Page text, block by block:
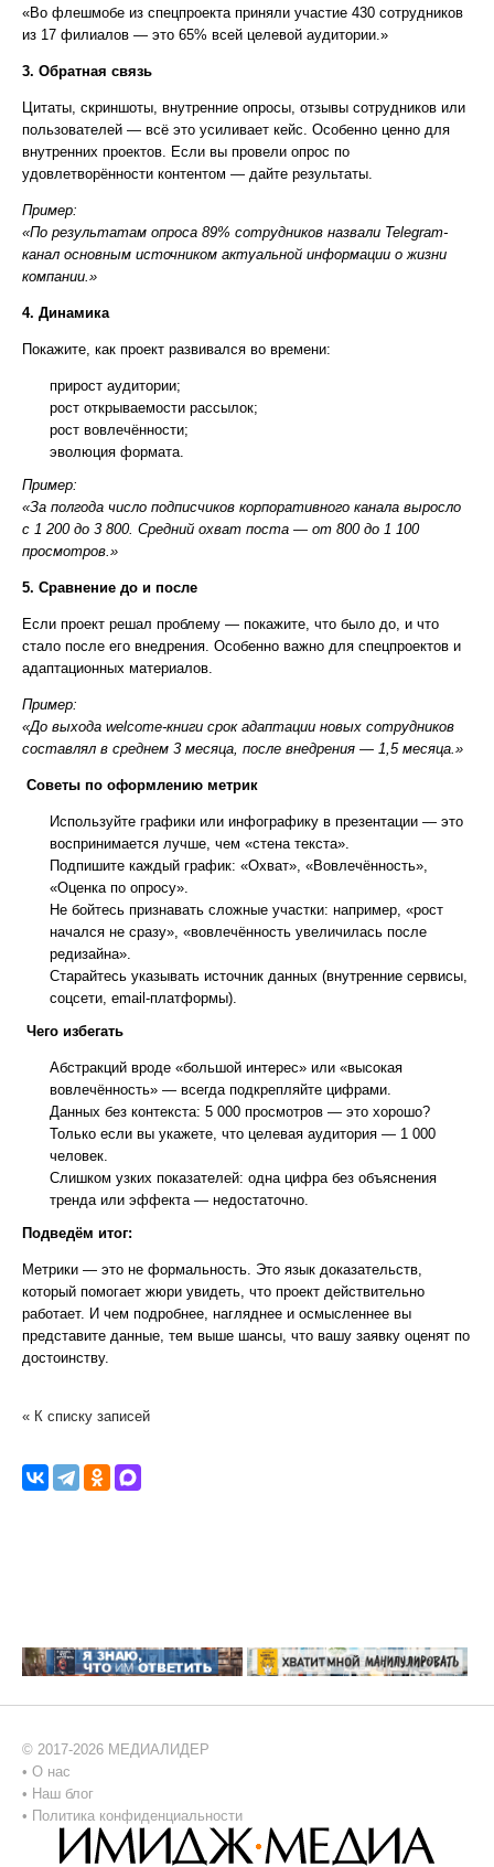
«Во флешмобе из спецпроекта приняли участие 430 сотрудников
из 17 филиалов — это 65% всей целевой аудитории.»
3. Обратная связь
Цитаты, скриншоты, внутренние опросы, отзывы сотрудников или
пользователей — всё это усиливает кейс. Особенно ценно для
внутренних проектов. Если вы провели опрос по
удовлетворённости контентом — дайте результаты.
Пример:
«По результатам опроса 89% сотрудников назвали Telegram-
канал основным источником актуальной информации о жизни
компании.»
4. Динамика
Покажите, как проект развивался во времени:
прирост аудитории;
рост открываемости рассылок;
рост вовлечённости;
эволюция формата.
Пример:
«За полгода число подписчиков корпоративного канала выросло
с 1 200 до 3 800. Средний охват поста — от 800 до 1 100
просмотров.»
5. Сравнение до и после
Если проект решал проблему — покажите, что было до, и что
стало после его внедрения. Особенно важно для спецпроектов и
адаптационных материалов.
Пример:
«До выхода welcome-книги срок адаптации новых сотрудников
составлял в среднем 3 месяца, после внедрения — 1,5 месяца.»
Советы по оформлению метрик
Используйте графики или инфографику в презентации — это
воспринимается лучше, чем «стена текста».
Подпишите каждый график: «Охват», «Вовлечённость»,
«Оценка по опросу».
Не бойтесь признавать сложные участки: например, «рост
начался не сразу», «вовлечённость увеличилась после
редизайна».
Старайтесь указывать источник данных (внутренние сервисы,
соцсети, email-платформы).
Чего избегать
Абстракций вроде «большой интерес» или «высокая
вовлечённость» — всегда подкрепляйте цифрами.
Данных без контекста: 5 000 просмотров — это хорошо?
Только если вы укажете, что целевая аудитория — 1 000
человек.
Слишком узких показателей: одна цифра без объяснения
тренда или эффекта — недостаточно.
Подведём итог:
Метрики — это не формальность. Это язык доказательств,
который помогает жюри увидеть, что проект действительно
работает. И чем подробнее, нагляднее и осмысленнее вы
представите данные, тем выше шансы, что вашу заявку оценят по
достоинству.
« К списку записей
© 2017-2026 МЕДИАЛИДЕР
• О нас
• Наш блог
• Политика конфиденциальности